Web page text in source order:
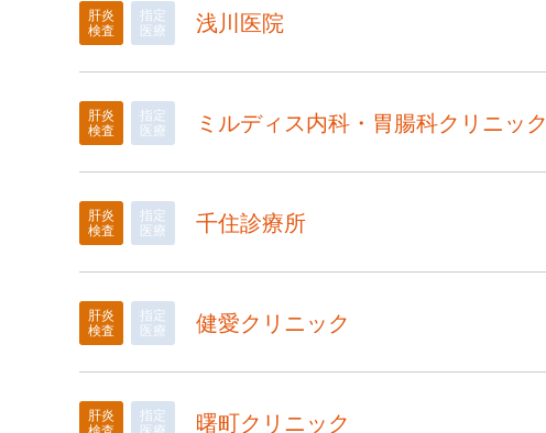
肝炎
検査
指定
医療
浅川医院
肝炎
検査
指定
医療
ミルディス内科・胃腸科クリニック
肝炎
検査
指定
医療
千住診療所
肝炎
検査
指定
医療
健愛クリニック
肝炎
指定
曙町クリニック